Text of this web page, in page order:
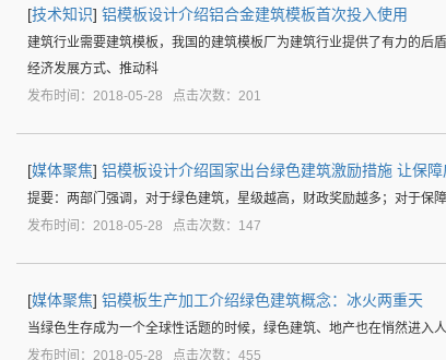
[技术知识] 铝模板设计介绍铝合金建筑模板首次投入使用
建筑行业需要建筑模板，我国的建筑模板厂为建筑行业提供了有力的后
经济发展方式、推动科
发布时间：2018-05-28 点击次数：201
[媒体聚焦] 铝模板设计介绍国家出台绿色建筑激励措施 让保
提要：两部门强调，对于绿色建筑，星级越高，财政奖励越多；对于保
发布时间：2018-05-28 点击次数：147
[媒体聚焦] 铝模板生产加工介绍绿色建筑概念：冰火两重天
当绿色生存成为一个全球性话题的时候，绿色建筑、地产也在悄然进入
发布时间：2018-05-28 点击次数：455